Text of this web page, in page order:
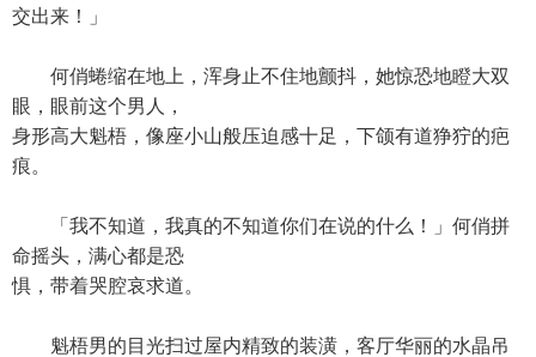
交出来！」
何俏蜷缩在地上，浑身止不住地颤抖，她惊恐地瞪大双
眼，眼前这个男人，
身形高大魁梧，像座小山般压迫感十足，下颌有道狰狞的疤
痕。
「我不知道，我真的不知道你们在说的什么！」何俏拼
命摇头，满心都是恐
惧，带着哭腔哀求道。
魁梧男的目光扫过屋内精致的装潢，客厅华丽的水晶吊